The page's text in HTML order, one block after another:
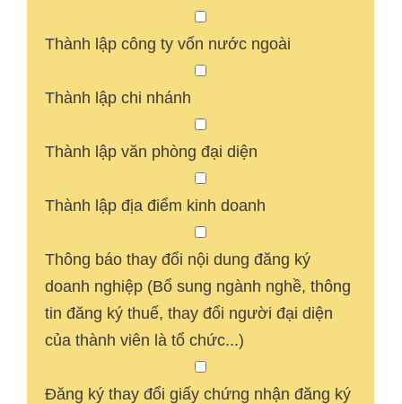
Thành lập công ty vốn nước ngoài
Thành lập chi nhánh
Thành lập văn phòng đại diện
Thành lập địa điểm kinh doanh
Thông báo thay đổi nội dung đăng ký
doanh nghiệp (Bổ sung ngành nghề, thông
tin đăng ký thuế, thay đổi người đại diện
của thành viên là tổ chức...)
Đăng ký thay đổi giấy chứng nhận đăng ký